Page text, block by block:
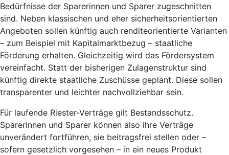
Bedürfnisse der Sparerinnen und Sparer zugeschnitten
sind. Neben klassischen und eher sicherheitsorientierten
Angeboten sollen künftig auch renditeorientierte Varianten
– zum Beispiel mit Kapitalmarktbezug – staatliche
Förderung erhalten. Gleichzeitig wird das Fördersystem
vereinfacht. Statt der bisherigen Zulagenstruktur sind
künftig direkte staatliche Zuschüsse geplant. Diese sollen
transparenter und leichter nachvollziehbar sein.
Für laufende Riester-Verträge gilt Bestandsschutz.
Sparerinnen und Sparer können also ihre Verträge
unverändert fortführen, sie beitragsfrei stellen oder –
sofern gesetzlich vorgesehen – in ein neues Produkt